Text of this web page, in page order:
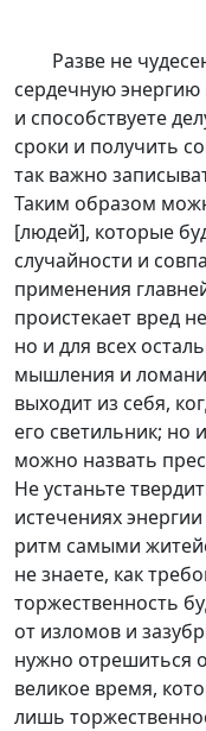
Сердце,
Разве не
сердечную
и способствуете
сроки и получить
так важно
Таким образом
[людей], которые
случайности и
применения
проистекает вред
но и для всех
мышления и
выходит из себя,
его светильник; но
можно назвать
Не устаньте
истечениях
ритм самыми
не знаете, как
торжественность
от изломов и
нужно отрешиться
великое время,
лишь